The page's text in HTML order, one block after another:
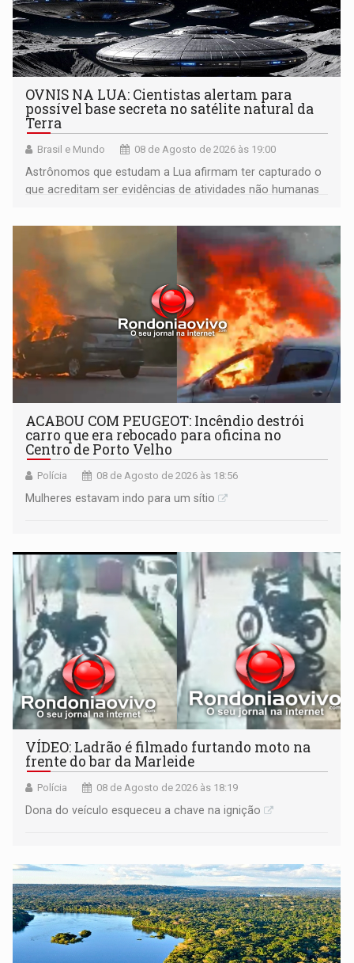
OVNIS NA LUA: Cientistas alertam para
possível base secreta no satélite natural da
Terra
Brasil e Mundo 08 de Agosto de 2026 às 19:00
Astrônomos que estudam a Lua afirmam ter capturado o
que acreditam ser evidências de atividades não humanas
órbita
ACABOU COM PEUGEOT: Incêndio destrói
carro que era rebocado para oficina no
Centro de Porto Velho
Polícia 08 de Agosto de 2026 às 18:56
Mulheres estavam indo para um sítio
VÍDEO: Ladrão é filmado furtando moto na
frente do bar da Marleide
Polícia 08 de Agosto de 2026 às 18:19
Dona do veículo esqueceu a chave na ignição